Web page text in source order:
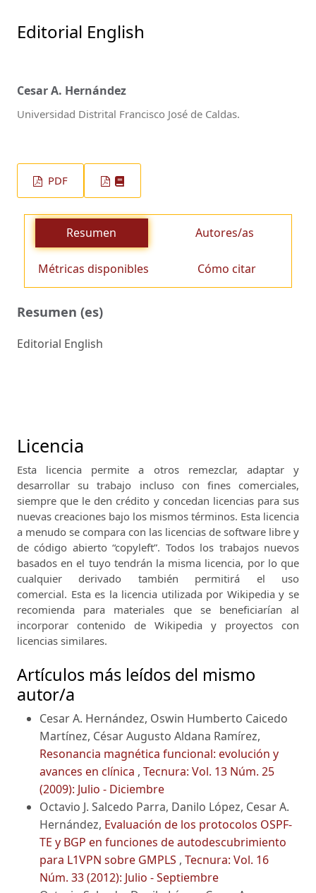
Editorial English
Cesar A. Hernández
Universidad Distrital Francisco José de Caldas.
PDF
Resumen Autores/as
Métricas disponibles Cómo citar
Resumen (es)
Editorial English
Licencia
Esta licencia permite a otros remezclar, adaptar y
desarrollar su trabajo incluso con fines comerciales,
siempre que le den crédito y concedan licencias para sus
nuevas creaciones bajo los mismos términos. Esta licencia
a menudo se compara con las licencias de software libre y
de código abierto “copyleft”. Todos los trabajos nuevos
basados ​​en el tuyo tendrán la misma licencia, por lo que
cualquier derivado también permitirá el uso
comercial. Esta es la licencia utilizada por Wikipedia y se
recomienda para materiales que se beneficiarían al
incorporar contenido de Wikipedia y proyectos con
licencias similares.
Artículos más leídos del mismo
autor/a
Cesar A. Hernández, Oswin Humberto Caicedo
Martínez, César Augusto Aldana Ramírez,
Resonancia magnética funcional: evolución y
avances en clínica , Tecnura: Vol. 13 Núm. 25
(2009): Julio - Diciembre
Octavio J. Salcedo Parra, Danilo López, Cesar A.
Hernández, Evaluación de los protocolos OSPF-
TE y BGP en funciones de autodescubrimiento
para L1VPN sobre GMPLS , Tecnura: Vol. 16
Núm. 33 (2012): Julio - Septiembre